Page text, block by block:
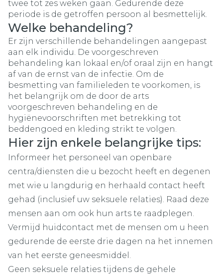
twee tot zes weken gaan. Gedurende deze
periode is de getroffen persoon al besmettelijk.
Welke behandeling?
Er zijn verschillende behandelingen aangepast
aan elk individu. De voorgeschreven
behandeling kan lokaal en/of oraal zijn en hangt
af van de ernst van de infectie. Om de
besmetting van familieleden te voorkomen, is
het belangrijk om de door de arts
voorgeschreven behandeling en de
hygiënevoorschriften met betrekking tot
beddengoed en kleding strikt te volgen.
Hier zijn enkele belangrijke tips:
Informeer het personeel van openbare
centra/diensten die u bezocht heeft en degenen
met wie u langdurig en herhaald contact heeft
gehad (inclusief uw seksuele relaties). Raad deze
mensen aan om ook hun arts te raadplegen.
Vermijd huidcontact met de mensen om u heen
gedurende de eerste drie dagen na het innemen
van het eerste geneesmiddel.
Geen seksuele relaties tijdens de gehele